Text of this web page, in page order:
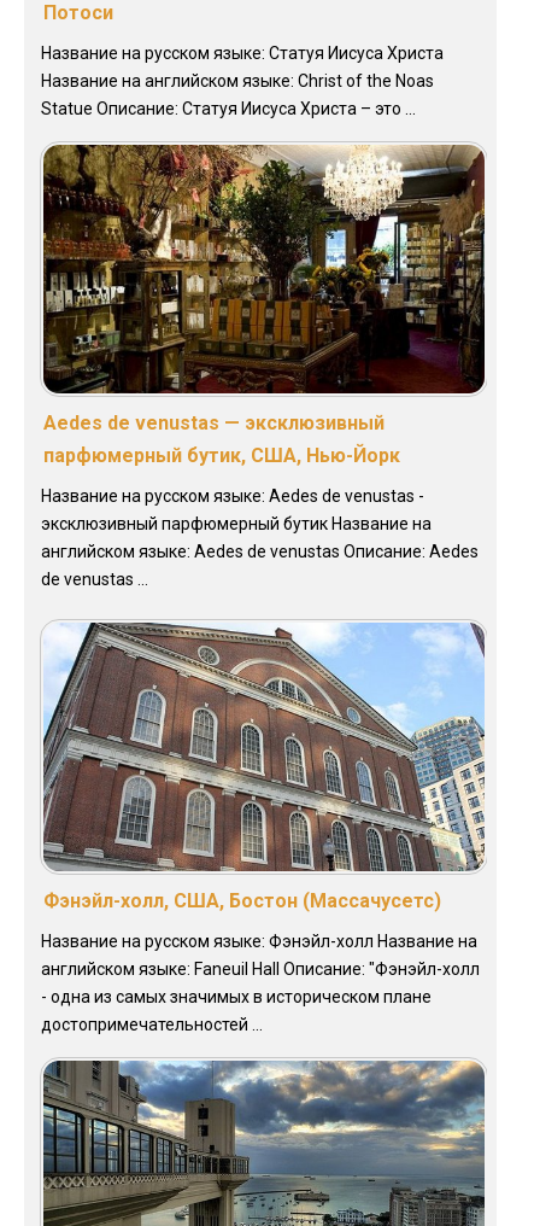
Потоси
Название на русском языке: Статуя Иисуса Христа
Название на английском языке: Christ of the Noas
Statue Описание: Статуя Иисуса Христа – это ...
Aedes de venustas — эксклюзивный
парфюмерный бутик, США, Нью-Йорк
Название на русском языке: Aedes de venustas -
эксклюзивный парфюмерный бутик Название на
английском языке: Aedes de venustas Описание: Aedes
de venustas ...
Фэнэйл-холл, США, Бостон (Массачусетс)
Название на русском языке: Фэнэйл-холл Название на
английском языке: Faneuil Hall Описание: "Фэнэйл-холл
- одна из самых значимых в историческом плане
достопримечательностей ...